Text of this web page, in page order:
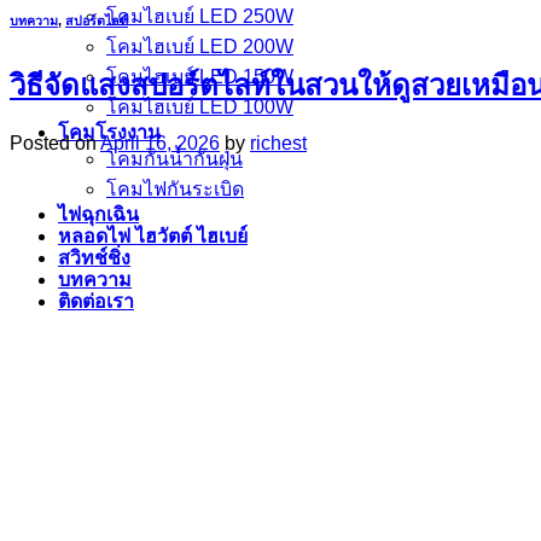
โคมไฮเบย์ LED 250W
โคมไฮเบย์ LED 200W
โคมไฮเบย์ LED 150W
โคมไฮเบย์ LED 100W
โคมโรงงาน
โคมกันน้ำกันฝุ่น
โคมไฟกันระเบิด
ไฟฉุกเฉิน
หลอดไฟ ไฮวัตต์ ไฮเบย์
สวิทช์ชิ่ง
บทความ
ติดต่อเรา
บทความ, สปอร์ตไลท์
วิธีจัดแสงสปอร์ตไลท์ในสวนให้ดูสวยเหมือ
Posted onApril 16, 2026 by richest